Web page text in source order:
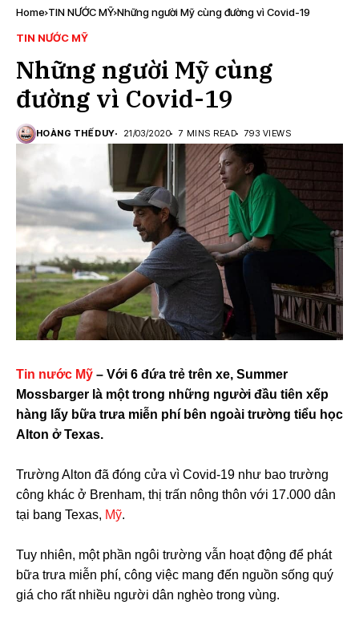
Home TIN NƯỚC MỸ Những người Mỹ cùng đường vì Covid-19
TIN NƯỚC MỸ
Những người Mỹ cùng
đường vì Covid-19
HOÀNG THẾ DUY 21/03/2020 7 MINS READ 793 VIEWS
Tin nước Mỹ – Với 6 đứa trẻ trên xe, Summer
Mossbarger là một trong những người đầu tiên xếp
hàng lấy bữa trưa miễn phí bên ngoài trường tiểu học
Alton ở Texas.
Trường Alton đã đóng cửa vì Covid-19 như bao trường
công khác ở Brenham, thị trấn nông thôn với 17.000 dân
tại bang Texas, Mỹ.
Tuy nhiên, một phần ngôi trường vẫn hoạt động để phát
bữa trưa miễn phí, công việc mang đến nguồn sống quý
giá cho rất nhiều người dân nghèo trong vùng.